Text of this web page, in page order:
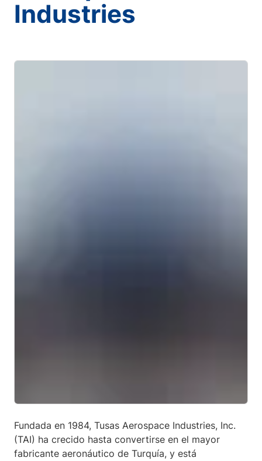
Industries
Fundada en 1984, Tusas Aerospace Industries, Inc.
(TAI) ha crecido hasta convertirse en el mayor
fabricante aeronáutico de Turquía, y está